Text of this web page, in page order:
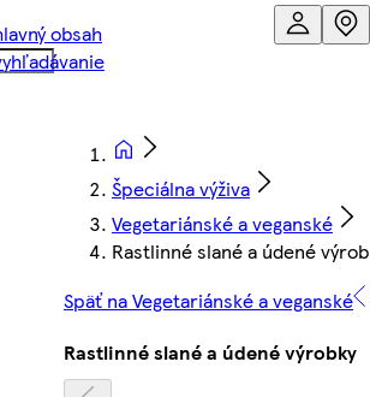
obsah
Špeciálna výživa
Vegetariánské a veganské
Rastlinné slané a údené
Späť na Vegetariánské a veganské
Rastlinné slané a údené výrobky